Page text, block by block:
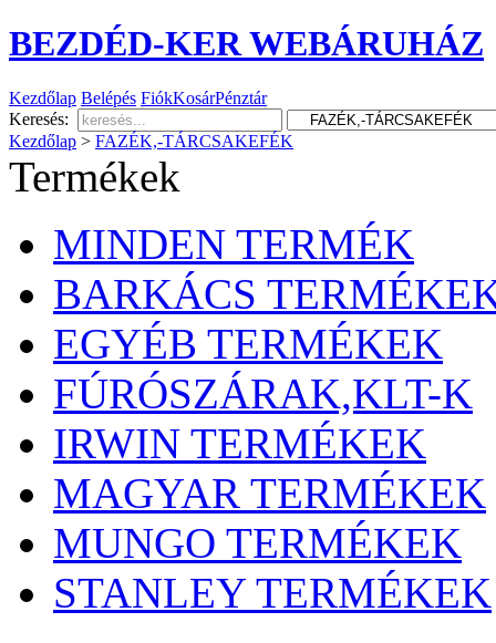
BEZDÉD-KER WEBÁRUHÁZ
Kezdőlap Belépés FiókKosárPénztár
Keresés:
Kezdőlap > FAZÉK,-TÁRCSAKEFÉK
Termékek
MINDEN TERMÉK
BARKÁCS
EGYÉB TERMÉKEK
FÚRÓSZÁRAK,KLT-K
IRWIN TERMÉKEK
MAGYAR TERMÉKEK
MUNGO TERMÉKEK
STANLEY TERMÉKEK